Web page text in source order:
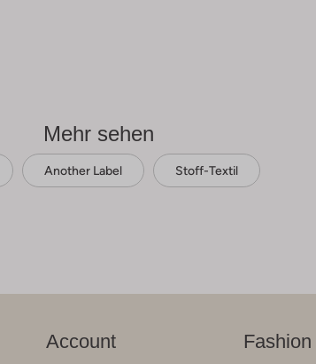
Mehr sehen
Another Label Stoff-Textil
Account